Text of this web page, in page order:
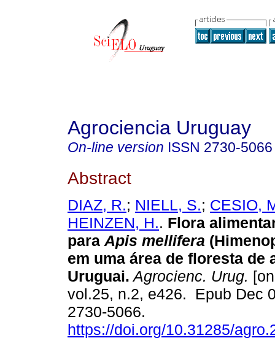
Agrociencia Uruguay
On-line version ISSN 2730-5066
Abstract
DIAZ, R.; NIELL, S.; CESIO,
HEINZEN, H.. Flora
para Apis mellifera
em uma área de floresta de
Uruguai. Agrocienc. Urug.
vol.25, n.2, e426. Epub Dec
2730-5066.
https://doi.org/10.31285/